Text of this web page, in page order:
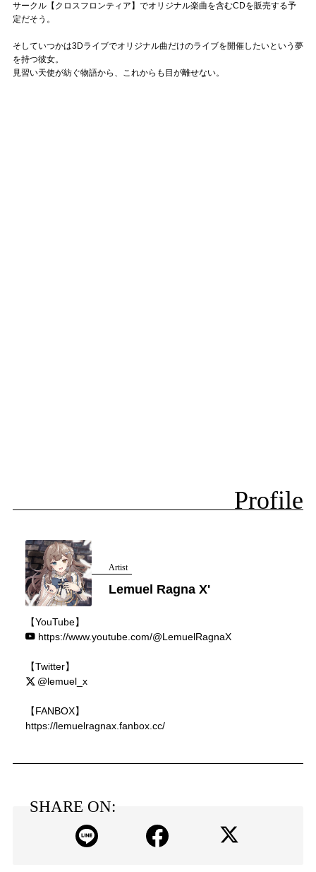
サークル【クロスフロンティア】でオリジナル楽曲を含むCDを販売する予
定だそう。
そしていつかは3Dライブでオリジナル曲だけのライブを開催したいという夢
を持つ彼女。
見習い天使が紡ぐ物語から、これからも目が離せない。
Profile
Artist
Lemuel Ragna X'
【YouTube】
https://www.youtube.com/@LemuelRagnaX
【Twitter】
@lemuel_x
【FANBOX】
https://lemuelragnax.fanbox.cc/
SHARE ON: